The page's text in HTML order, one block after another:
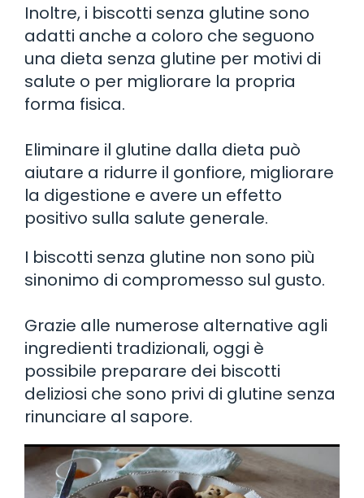
Inoltre, i biscotti senza glutine sono
adatti anche a coloro che seguono
una dieta senza glutine per motivi di
salute o per migliorare la propria
forma fisica.
Eliminare il glutine dalla dieta può
aiutare a ridurre il gonfiore, migliorare
la digestione e avere un effetto
positivo sulla salute generale.
I biscotti senza glutine non sono più
sinonimo di compromesso sul gusto.
Grazie alle numerose alternative agli
ingredienti tradizionali, oggi è
possibile preparare dei biscotti
deliziosi che sono privi di glutine senza
rinunciare al sapore.